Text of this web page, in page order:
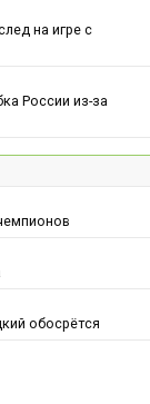
на игре с
России из-за
обосрётся